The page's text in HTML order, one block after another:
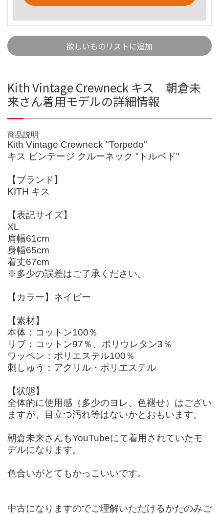
欲しいものリストに追加
Kith Vintage Crewneck キス 朝倉未
来さん着用モデルの詳細情報
商品説明
Kith Vintage Crewneck "Torpedo"
キス ビンテージ クルーネック "トルペド"
【ブランド】
KITH キス
【表記サイズ】
XL
肩幅61cm
身幅65cm
着丈67cm
※多少の誤差はご了承ください。
【カラー】ネイビー
【素材】
本体：コットン100％
リブ：コットン97％、ポリウレタン3％
ワッペン：ポリエステル100％
刺しゅう：アクリル・ポリエステル
【状態】
全体的に使用感（多少のヨレ、色褪せ）はござい
ますが、目立つ汚れ等はないかとおもいます。
朝倉未来さんもYouTubeにて着用されていたモ
デルになります。
色合いがとてもかっこいいです。
中古になりますのでご理解いただけるかたのみご